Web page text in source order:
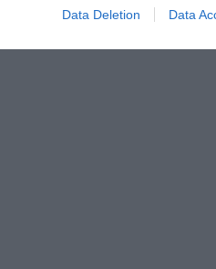
Data Deletion Data